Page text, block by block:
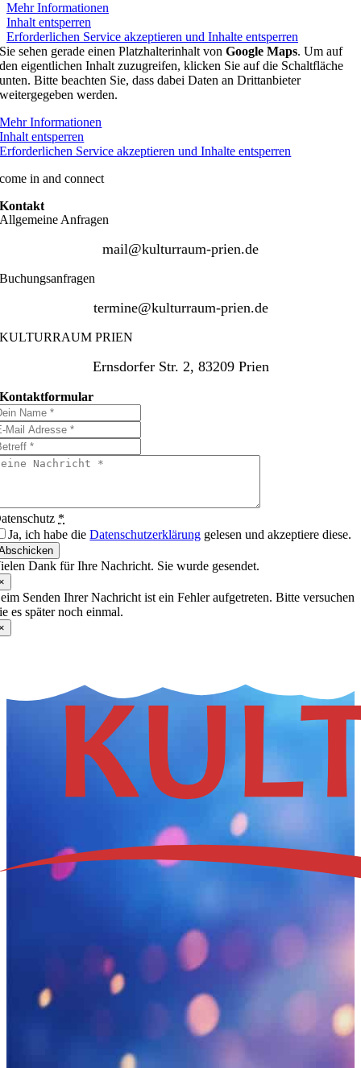
Mehr Informationen
Inhalt entsperren
Erforderlichen Service akzeptieren und Inhalte entsperren
Sie sehen gerade einen Platzhalterinhalt vonGoogle Maps. Um auf
den eigentlichen Inhalt zuzugreifen, klicken Sie auf die Schaltfläche
unten. Bitte beachten Sie, dass dabei Daten an Drittanbieter
weitergegeben werden.
Mehr Informationen
Inhalt entsperren
Erforderlichen Service akzeptieren und Inhalte entsperren
come in and connect
Kontakt
Allgemeine Anfragen
mail@kulturraum-prien.de
Buchungsanfragen
termine@kulturraum-prien.de
KULTURRAUM PRIEN
Ernsdorfer Str. 2, 83209 Prien
Kontaktformular
*
Ja, ich habe dieDatenschutzerklärung gelesen und akzeptiere diese.
Dank für Ihre Nachricht. Sie wurde gesendet.
Senden Ihrer Nachricht ist ein Fehler aufgetreten. Bitte versuchen
es später noch einmal.